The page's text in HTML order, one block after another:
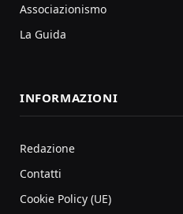
Associazionismo
La Guida
INFORMAZIONI
Redazione
Contatti
Cookie Policy (UE)